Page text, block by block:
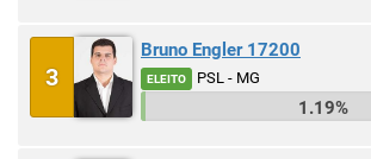
3
Bruno Engler 17200
ELEITO PSL - MG
1.19%